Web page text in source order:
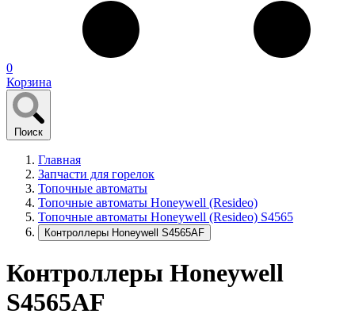
0
Корзина
Поиск
Главная
Запчасти для горелок
Топочные автоматы
Топочные автоматы Honeywell (Resideo)
Топочные автоматы Honeywell (Resideo) S4565
Контроллеры Honeywell S4565AF
Контроллеры Honeywell
S4565AF